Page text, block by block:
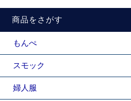
商品をさがす
もんぺ
スモック
婦人服